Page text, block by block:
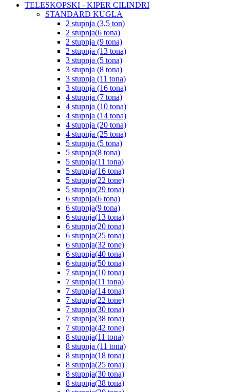
TELESKOPSKI - KIPER CILINDRI
STANDARD KUGLA
2 stupnja (3,5 ton)
2 stupnja(6 tona)
2 stupnja (9 tona)
2 stupnja (13 tona)
3 stupnja (5 tona)
3 stupnja (8 tona)
3 stupnja (11 tona)
3 stupnja (16 tona)
4 stupnja (7 tona)
4 stupnja (10 tona)
4 stupnja (14 tona)
4 stupnja (20 tona)
4 stupnja (25 tona)
5 stupnja (5 tona)
5 stupnja(8 tona)
5 stupnja(11 tona)
5 stupnja(16 tona)
5 stupnja(22 tone)
5 stupnja(29 tona)
6 stupnja(6 tona)
6 stupnja(9 tona)
6 stupnja(13 tona)
6 stupnja(20 tona)
6 stupnja(25 tona)
6 stupnja(32 tone)
6 stupnja(40 tona)
6 stupnja(50 tona)
7 stupnja(10 tona)
7 stupnja(11 tona)
7 stupnja(14 tona)
7 stupnja(22 tone)
7 stupnja(30 tona)
7 stupnja(38 tona)
7 stupnja(42 tone)
8 stupnja(11 tona)
8 stupnja (11 tona)
8 stupnja(18 tona)
8 stupnja(25 tona)
8 stupnja(30 tona)
8 stupnja(38 tona)